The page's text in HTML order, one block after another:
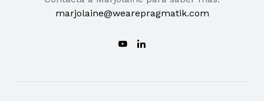
marjolaine@wearepragmatik.com